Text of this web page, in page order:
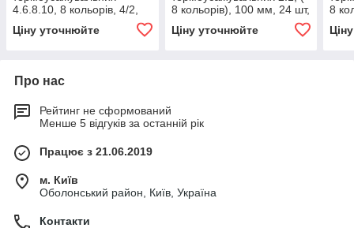
4.6.8.10, 8 кольорів, 4/2,
6/3, 8/4, 10/5, 100 мм, шт,
Кембрик термозбіжний,
Ціну уточнюйте
8 кольорів), 100 мм, 24 шт,
Універсальна, E.NEXT
Ціну уточнюйте
8
Про нас
Рейтинг не сформований
Менше 5 відгуків за останній рік
Працює з 21.06.2019
м. Київ
Оболонський район, Київ, Україна
Контакти